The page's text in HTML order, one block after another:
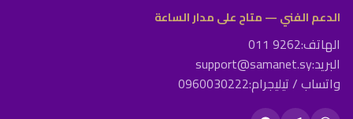
الدعم الفني — متاح على مدار الساعة
الهاتف:011 9262
البريد:support@samanet.sy
واتساب / تيليجرام:0960030222